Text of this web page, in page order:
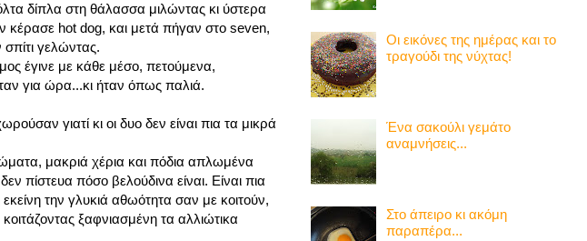
δίπλα στη θάλασσα μιλώντας κι ύστερα
κέρασε hot dog, και μετά πήγαν στο seven,
γελώντας.
έγινε με κάθε μέσο, πετούμενα,
για ώρα...κι ήταν όπως παλιά.
γιατί κι οι δυο δεν είναι πια τα μικρά
μακριά χέρια και πόδια απλωμένα
πίστευα πόσο βελούδινα είναι. Είναι πια
την γλυκιά αθωότητα σαν με κοιτούν,
ξαφνιασμένη τα αλλιώτικα
Οι εικόνες της ημέρας και το
τραγούδι της νύχτας!
Ένα σακούλι γεμάτο
αναμνήσεις...
Στο άπειρο κι ακόμη
παραπέρα...